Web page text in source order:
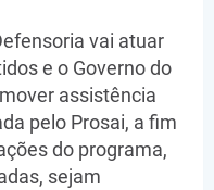
vai atuar
e o Governo do
assistência
pelo Prosai, a fim
do programa,
sejam